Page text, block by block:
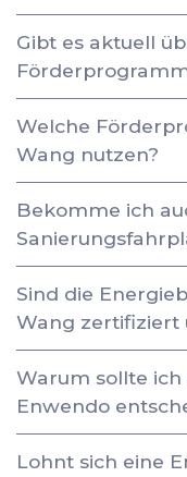
Gibt es aktuell
Welche
Wang nutzen?
Bekomme ich
Sind die
Wang zertifiziert
Warum sollte
Enwendo
Lohnt sich eine